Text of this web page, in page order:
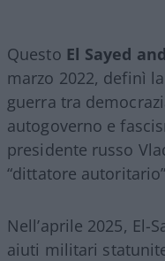
Questo El Sayed
marzo 2022, definì
guerra tra
autogoverno e
presidente russo
“dittatore
Nell’aprile 2025, El-
aiuti militari